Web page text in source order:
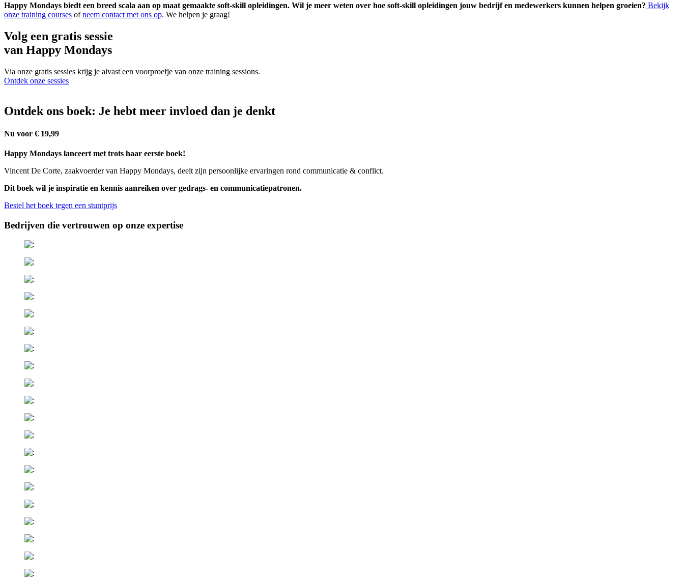
Happy Mondays biedt een breed scala aan op maat gemaakte soft-skill opleidingen. Wil je meer weten over hoe soft-skill opleidingen jouw bedrijf en medewerkers kunnen helpen groeien? Bekijk
onze training courses ofneem contact met ons op. We helpen je graag!
Volg een gratis sessie
van Happy Mondays
Via onze gratis sessies krijg je alvast een voorproefje van onze training sessions.
Ontdek onze sessies
Ontdek ons boek: Je hebt meer invloed dan je denkt
Nu voor € 19,99
Happy Mondays lanceert met trots haar eerste boek!
Vincent De Corte, zaakvoerder van Happy Mondays, deelt zijn persoonlijke ervaringen rond communicatie & conflict.
Dit boek wil je inspiratie en kennis aanreiken over gedrags- en communicatiepatronen.
Bestel het boek tegen een stuntprijs
Bedrijven die vertrouwen op onze expertise